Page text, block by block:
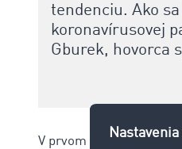
tendenciu. Ako
koronavírusovej
Gburek, hovorca
V prvom kvartáli 2020